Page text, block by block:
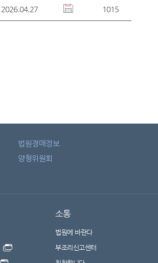
2026.04.27 1015
법원경매정보
양형위원회
소통
법원에 바란다
부조리신고센터